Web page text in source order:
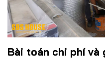
Bài toán chi phí và